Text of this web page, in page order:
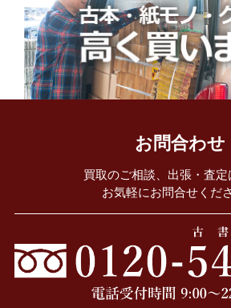
お問合わせ
買取のご相談、出張・査定
お気軽にお問合せくださ